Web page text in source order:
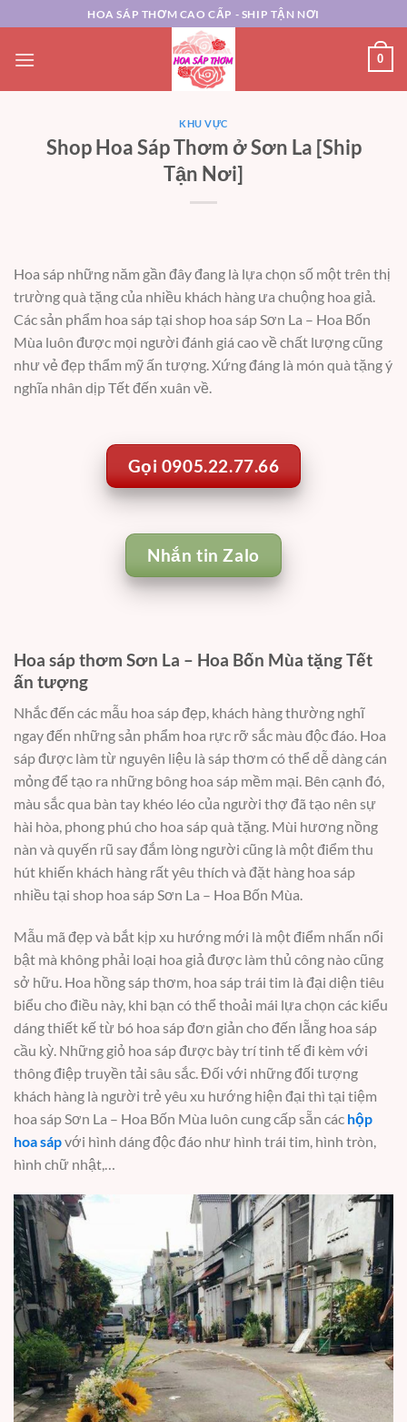
đến
nội
HOA SÁP THƠM CAO CẤP - SHIP TẬN NƠI
0
KHU VỰC
Shop Hoa Sáp Thơm ở Sơn La [Ship
Tận Nơi]
Hoa sáp những năm gần đây đang là lựa chọn số một trên thị
trường quà tặng của nhiều khách hàng ưa chuộng hoa giả.
Các sản phẩm hoa sáp tại shop hoa sáp Sơn La – Hoa Bốn
Mùa luôn được mọi người đánh giá cao về chất lượng cũng
như vẻ đẹp thẩm mỹ ấn tượng. Xứng đáng là món quà tặng ý
nghĩa nhân dịp Tết đến xuân về.
Gọi 0905.22.77.66
Nhắn tin Zalo
Hoa sáp thơm Sơn La – Hoa Bốn Mùa tặng Tết
ấn tượng
Nhắc đến các mẫu hoa sáp đẹp, khách hàng thường nghĩ
ngay đến những sản phẩm hoa rực rỡ sắc màu độc đáo. Hoa
sáp được làm từ nguyên liệu là sáp thơm có thể dễ dàng cán
mỏng để tạo ra những bông hoa sáp mềm mại. Bên cạnh đó,
màu sắc qua bàn tay khéo léo của người thợ đã tạo nên sự
hài hòa, phong phú cho hoa sáp quà tặng. Mùi hương nồng
nàn và quyến rũ say đắm lòng người cũng là một điểm thu
hút khiến khách hàng rất yêu thích và đặt hàng hoa sáp
nhiều tại shop hoa sáp Sơn La – Hoa Bốn Mùa.
Mẫu mã đẹp và bắt kịp xu hướng mới là một điểm nhấn nổi
bật mà không phải loại hoa giả được làm thủ công nào cũng
sở hữu. Hoa hồng sáp thơm, hoa sáp trái tim là đại diện tiêu
biểu cho điều này, khi bạn có thể thoải mái lựa chọn các kiểu
dáng thiết kế từ bó hoa sáp đơn giản cho đến lẵng hoa sáp
cầu kỳ. Những giỏ hoa sáp được bày trí tinh tế đi kèm với
thông điệp truyền tải sâu sắc. Đối với những đối tượng
khách hàng là người trẻ yêu xu hướng hiện đại thì tại tiệm
hoa sáp Sơn La – Hoa Bốn Mùa luôn cung cấp sẵn các hộp
hoa sápvới hình dáng độc đáo như hình trái tim, hình tròn,
hình chữ nhật,…